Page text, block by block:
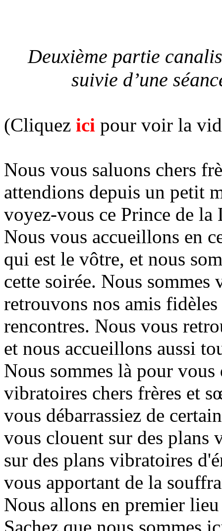
Deuxième partie
suivie d’une
(Cliquez ici pour voir la
Nous vous saluons chers
attendions depuis un petit
voyez-vous ce Prince de la
Nous vous accueillons en
qui est le vôtre, et nous
cette soirée. Nous
retrouvons nos amis fidèles
rencontres. Nous vous
et nous accueillons aussi
Nous sommes là pour
vibratoires chers frères et
vous débarrassiez de
vous clouent sur des plans
sur des plans vibratoires
vous apportant de la
Nous allons en premier